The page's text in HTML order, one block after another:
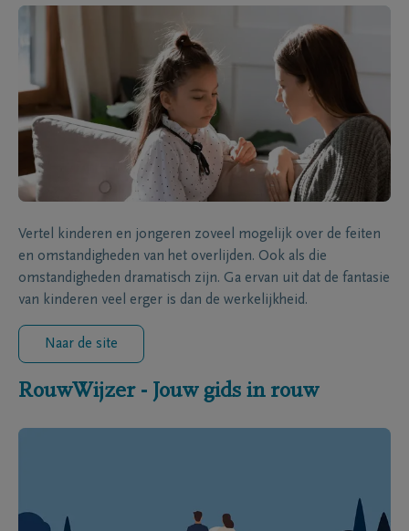
Vertel kinderen en jongeren zoveel mogelijk over de feiten
en omstandigheden van het overlijden. Ook als die
omstandigheden dramatisch zijn. Ga ervan uit dat de fantasie
van kinderen veel erger is dan de werkelijkheid.
Naar de site
RouwWijzer - Jouw gids in rouw